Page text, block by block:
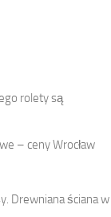
rolety są
– ceny Wrocław
Drewniana ściana w